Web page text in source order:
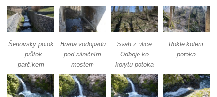
Hrazený vodopád na Černém Štolpichu
Vodopády na Černém Štolpichu (Skok a
Dvojitý)
Vodopády na Černém potoce
Vodopád Černého potoka
Budovský vodopád
Šenovský potok
– průtok
parčíkem
Hrana vodopádu
pod silničním
mostem
Svah z ulice
Odboje ke
korytu potoka
Rokle kolem
potoka